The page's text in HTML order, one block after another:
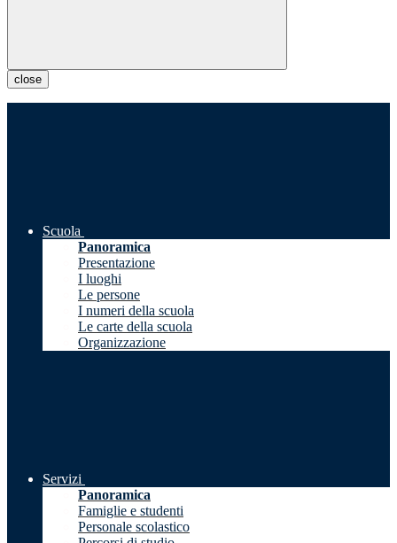
close
Scuola
Panoramica
Presentazione
I luoghi
Le persone
I numeri della scuola
Le carte della scuola
Organizzazione
Servizi
Panoramica
Famiglie e studenti
Personale scolastico